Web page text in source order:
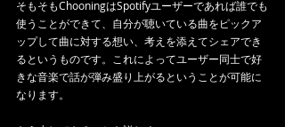
そもそもChooningはSpotifyユーザーであれば誰でも
使うことができて、自分が聴いている曲をピックア
ップして曲に対する想い、考えを添えてシェアでき
るというものです。これによってユーザー同士で好
きな音楽で話が弾み盛り上がるということが可能に
なります。